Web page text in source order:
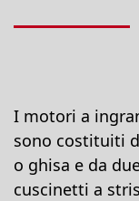
I motori a
sono costituiti
o ghisa e da
cuscinetti a